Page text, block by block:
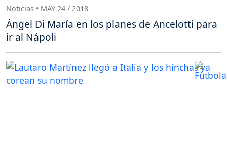
Noticias • MAY 24 / 2018
Ángel Di María en los planes de Ancelotti para
ir al Nápoli